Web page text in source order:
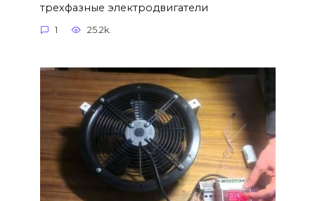
трехфазные электродвигатели
1 25.2k.